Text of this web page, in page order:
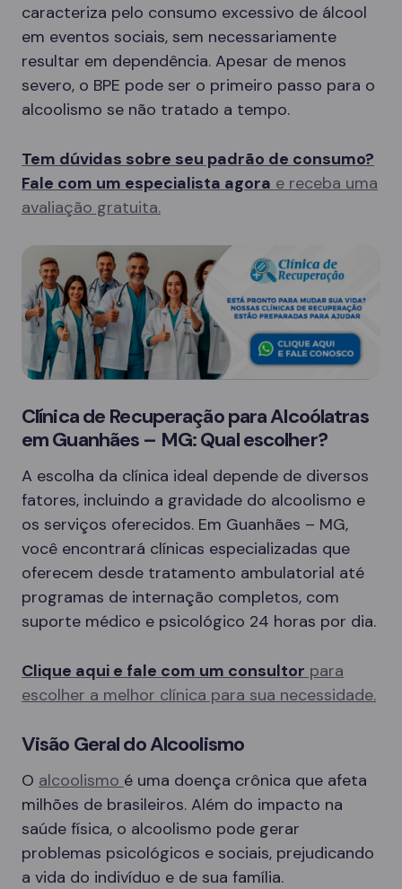
caracteriza pelo consumo excessivo de álcool
em eventos sociais, sem necessariamente
resultar em dependência. Apesar de menos
severo, o BPE pode ser o primeiro passo para o
alcoolismo se não tratado a tempo.
Tem dúvidas sobre seu padrão de consumo?
Fale com um especialista agora e receba uma
avaliação gratuita.
Clínica de Recuperação para Alcoólatras
em Guanhães – MG: Qual escolher?
A escolha da clínica ideal depende de diversos
fatores, incluindo a gravidade do alcoolismo e
os serviços oferecidos. Em Guanhães – MG,
você encontrará clínicas especializadas que
oferecem desde tratamento ambulatorial até
programas de internação completos, com
suporte médico e psicológico 24 horas por dia.
Clique aqui e fale com um consultor para
escolher a melhor clínica para sua necessidade.
Visão Geral do Alcoolismo
O alcoolismo é uma doença crônica que afeta
milhões de brasileiros. Além do impacto na
saúde física, o alcoolismo pode gerar
problemas psicológicos e sociais, prejudicando
a vida do indivíduo e de sua família.